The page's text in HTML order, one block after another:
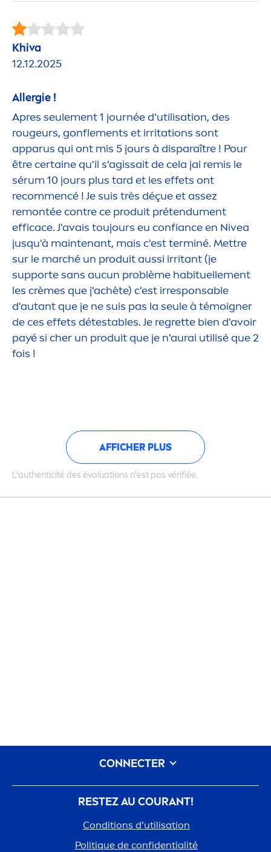
Khiva
12.12.2025
Allergie !
Apres seulement 1 journée d'utilisation, des
rougeurs, gonflements et irritations sont
apparus qui ont mis 5 jours à disparaître ! Pour
être certaine qu'il s'agissait de cela jai remis le
sérum 10 jours plus tard et les effets ont
recommencé ! Je suis très déçue et assez
remontée contre ce produit prétendument
efficace. J'avais toujours eu confiance en Nivea
jusqu'à maintenant, mais c'est terminé. Mettre
sur le marché un produit aussi irritant (je
supporte sans aucun problème habituellement
les crèmes que j'achète) c'est irresponsable
d'autant que je ne suis pas la seule à témoigner
de ces effets détestables. Je regrette bien d'avoir
payé si cher un produit que je n'aurai utilisé que 2
fois !
AFFICHER PLUS
L'authenticité des évaluations n'est pas vérifiée.
RESTEZ AU COURANT!
Conditions d’utilisation
Politique de confidentialité
CONNECTER